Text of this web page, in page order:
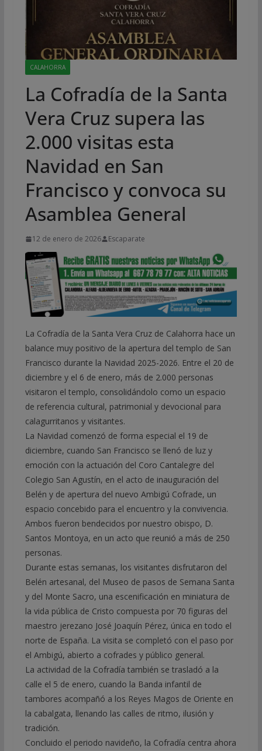
CALAHORRA
La Cofradía de la Santa
Vera Cruz supera las
2.000 visitas esta
Navidad en San
Francisco y convoca su
Asamblea General
12 de enero de 2026 Escaparate
La Cofradía de la Santa Vera Cruz de Calahorra hace un
balance muy positivo de la apertura del templo de San
Francisco durante la Navidad 2025-2026. Entre el 20 de
diciembre y el 6 de enero, más de 2.000 personas
visitaron el templo, consolidándolo como un espacio
de referencia cultural, patrimonial y devocional para
calagurritanos y visitantes.
La Navidad comenzó de forma especial el 19 de
diciembre, cuando San Francisco se llenó de luz y
emoción con la actuación del Coro Cantalegre del
Colegio San Agustín, en el acto de inauguración del
Belén y de apertura del nuevo Ambigú Cofrade, un
espacio concebido para el encuentro y la convivencia.
Ambos fueron bendecidos por nuestro obispo, D.
Santos Montoya, en un acto que reunió a más de 250
personas.
Durante estas semanas, los visitantes disfrutaron del
Belén artesanal, del Museo de pasos de Semana Santa
y del Monte Sacro, una escenificación en miniatura de
la vida pública de Cristo compuesta por 70 figuras del
maestro jerezano José Joaquín Pérez, única en todo el
norte de España. La visita se completó con el paso por
el Ambigú, abierto a cofrades y público general.
La actividad de la Cofradía también se trasladó a la
calle el 5 de enero, cuando la Banda infantil de
tambores acompañó a los Reyes Magos de Oriente en
la cabalgata, llenando las calles de ritmo, ilusión y
tradición.
Concluido el periodo navideño, la Cofradía centra ahora